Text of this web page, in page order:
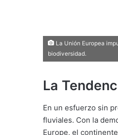
La Unión Europea
biodiversidad.
La
En un esfuerzo sin
fluviales. Con la
Europe, el